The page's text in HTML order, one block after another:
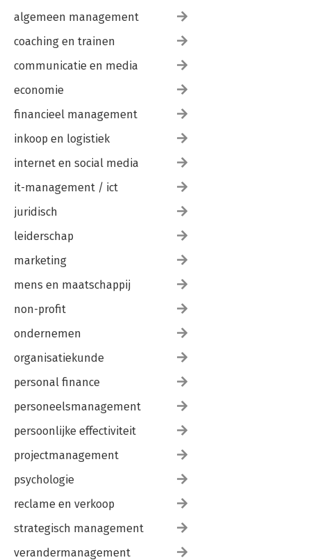
algemeen management
coaching en trainen
communicatie en media
economie
financieel management
inkoop en logistiek
internet en social media
it-management / ict
juridisch
leiderschap
marketing
mens en maatschappij
non-profit
ondernemen
organisatiekunde
personal finance
personeelsmanagement
persoonlijke effectiviteit
projectmanagement
psychologie
reclame en verkoop
strategisch management
verandermanagement